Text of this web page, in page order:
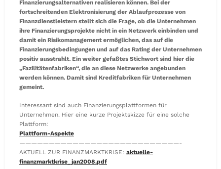
Finanzierungsalternativen realisieren können. Bei der
fortschreitenden Elektronisierung der Ablaufprozesse von
Finanzdienstleistern stellt sich die Frage, ob die Unternehmen
ihre Finanzierungsprojekte nicht in ein Netzwerk einbinden und
damit ein Risikomanagement ermöglichen, das auf die
Finanzierungsbedingungen und auf das Rating der Unternehmen
positiv ausstrahlt. Ein weiter gefaßtes Stichwort sind hier die
„Fazilitätenfabriken“, die an diese Netzwerke angebunden
werden können. Damit sind Kreditfabriken für Unternehmen
gemeint.
Interessant sind auch Finanzierungsplattformen für
Unternehmen. Hier eine kurze Projektskizze für eine solche
Plattform:
Plattform-Aspekte
———————————————————————————-
AKTUELL ZUR FINANZMARKTKRISE: aktuelle-
finanzmarktkrise_jan2008.pdf